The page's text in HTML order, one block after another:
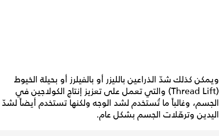
ويمكن كذلك شدّ الذراعين بالليزر أو بالفيلرز أو بحيلة الخيوط
(Thread Lift) والتي تعمل على تعزيز إنتاج الكولاجين في
الجسم، وغالباً ما تُستخدم لشد الوجه ولكنها تستخدم أيضاً لشدّ
اليدين وترهّلات الجسم بشكل عام.